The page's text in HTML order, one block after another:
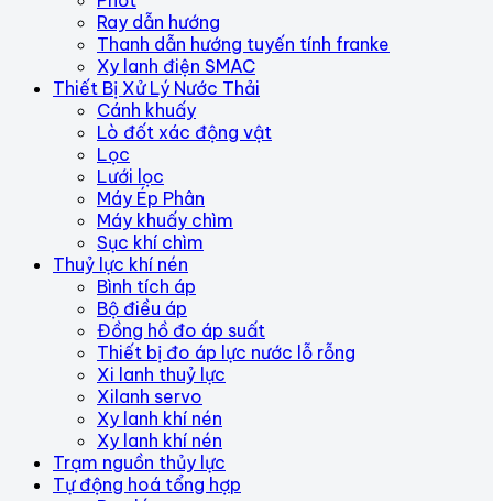
Ray dẫn hướng
Thanh dẫn hướng tuyến tính franke
Xy lanh điện SMAC
Thiết Bị Xử Lý Nước Thải
Cánh khuấy
Lò đốt xác động vật
Lọc
Lưới lọc
Máy Ép Phân
Máy khuấy chìm
Sục khí chìm
Thuỷ lực khí nén
Bình tích áp
Bộ điều áp
Đồng hồ đo áp suất
Thiết bị đo áp lực nước lỗ rỗng
Xi lanh thuỷ lực
Xilanh servo
Xy lanh khí nén
Xy lanh khí nén
Trạm nguồn thủy lực
Tự động hoá tổng hợp